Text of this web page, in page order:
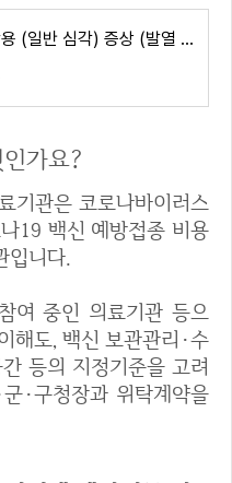
모더나 백신 부작용 (일반 심각) 증상 (발열 근육통 관절통 심근경)색
가요?
19 백신 예방접종 비용
입니다.
해도, 백신 보관관리·수
등의 지정기준을 고려
·구청장과 위탁계약을